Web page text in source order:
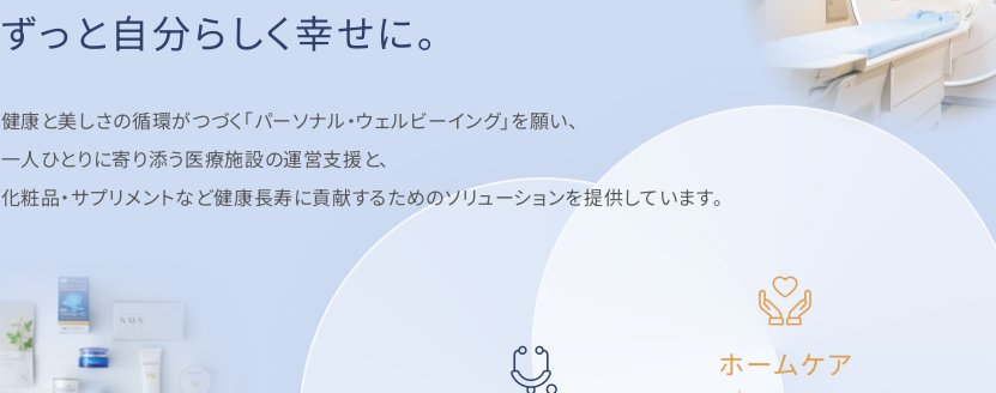
ずっと自分らしく幸せに。
健康と美しさの循環がつづく「パーソナル・ウェルビーイング」を願い、
一人ひとりに寄り添う医療施設の運営支援と、
化粧品・サプリメントなど健康長寿に貢献するためのソリューションを提供しています。